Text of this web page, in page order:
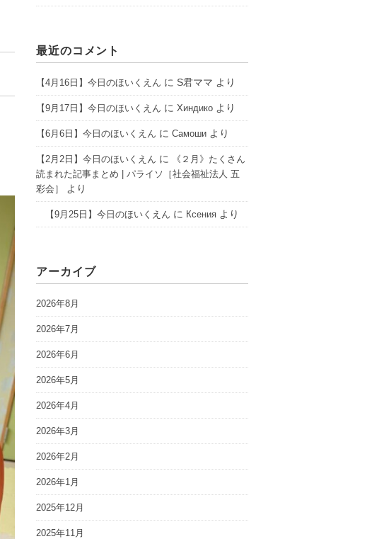
最近のコメント
【4月16日】今日のほいくえん に S君ママ より
【9月17日】今日のほいくえん にХиндико より
【6月6日】今日のほいくえん にСамоши より
【2月2日】今日のほいくえん に
《２月》たくさん
読まれた記事まとめ | パライソ［社会福祉法人 五
彩会］
より
【9月25日】今日のほいくえん に Ксения より
アーカイブ
2026年8月
2026年7月
2026年6月
2026年5月
2026年4月
2026年3月
2026年2月
2026年1月
2025年12月
2025年11月